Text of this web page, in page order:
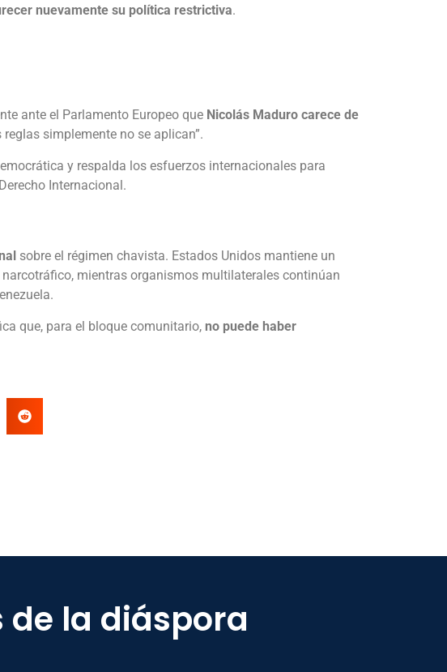
nuevamente su política restrictiva.
ante el Parlamento Europeo que Nicolás Maduro carece de
simplemente no se aplican”.
y respalda los esfuerzos internacionales para
Internacional.
sobre el régimen chavista. Estados Unidos mantiene un
mientras organismos multilaterales continúan
que, para el bloque comunitario, no puede haber
la diáspora